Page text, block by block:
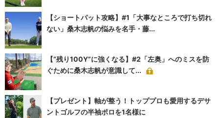
【ショートパット攻略】#1「大事なところで打ち切れ
ない」桑木志帆の悩みを名手・藤...
【“残り100Y”に強くなる】#2「左奥」へのミスを防
ぐために桑木志帆が意識して...
【プレゼント】軸が整う！トッププロも愛用するデサ
ントゴルフの半袖ポロを1名様に